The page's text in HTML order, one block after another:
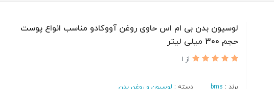
لوسیون بدن بی ام اس حاوی روغن آووکادو مناسب انواع پوست
حجم 300 میلی لیتر
از 1
برند : bms دسته : لوسیون و روغن بدن